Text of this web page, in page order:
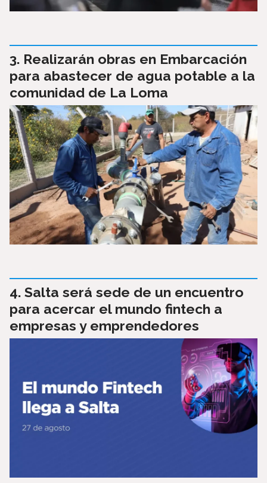
Realizarán obras en Embarcación
para abastecer de agua potable a la
comunidad de La Loma
Salta será sede de un encuentro
para acercar el mundo fintech a
empresas y emprendedores